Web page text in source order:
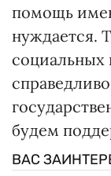
помощь
нуждается.
социальных
будем
ВАС